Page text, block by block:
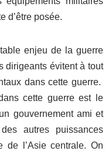
d’être posée.
enjeu de la guerre
dirigeants évitent à tout
dans cette guerre.
cette guerre est le
gouvernement ami et
autres puissances
de l’Asie centrale. On